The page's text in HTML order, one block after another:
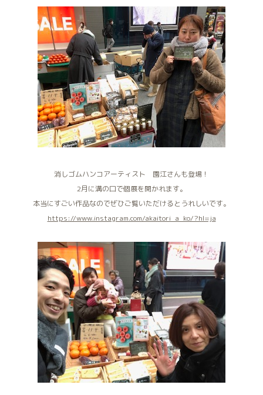
消しゴムハンコアーティスト 園江さんも登場！
2月に溝の口で個展を開かれます。
本当にすごい作品なのでぜひご覧いただけるとうれしいです。
https://www.instagram.com/akaitori_a_ko/?hl=ja